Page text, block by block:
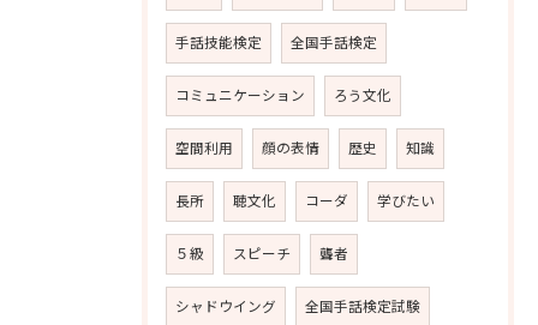
手話技能検定 全国手話検定
コミュニケーション ろう文化
空間利用 顔の表情 歴史 知識
長所 聴文化 コーダ 学びたい
５級 スピーチ 聾者
シャドウイング 全国手話検定試験